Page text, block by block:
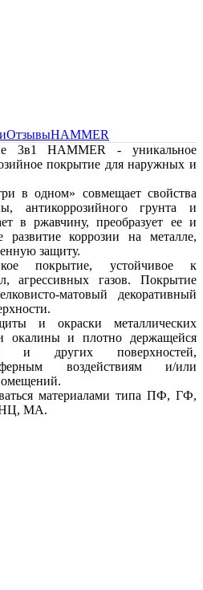
ОтзывыHAMMER
3в1 HAMMER - уникальное
покрытие для наружных и
в одном» совмещает свойства
антикоррозийного грунта и
в ржавчину, преобразует ее и
развитие коррозии на металле,
защиту.
покрытие, устойчивое к
агрессивных газов. Покрытие
матовый декоративный
и окраски металлических
окалины и плотно держащейся
и других поверхностей,
воздействиям и/или
материалами типа ПФ, ГФ,
МА.